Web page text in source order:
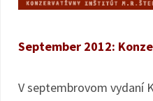
September 2012:
V septembrovom vydaní